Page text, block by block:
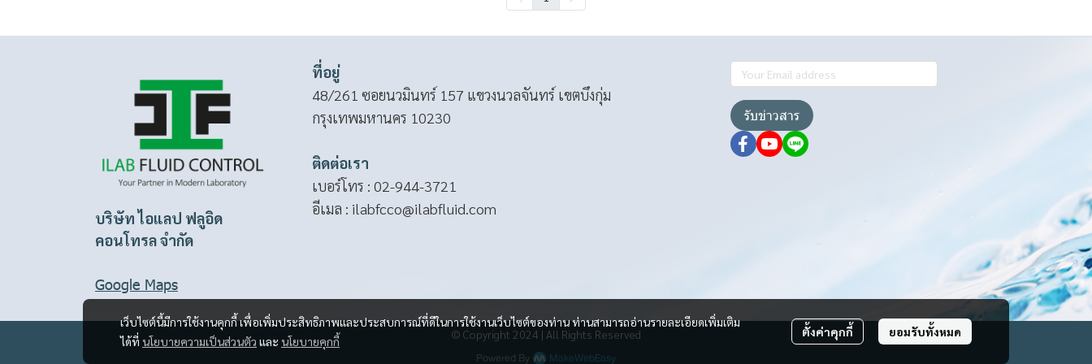
เว็บไซต์นี้มีการใช้งานคุกกี้ เพื่อเพิ่มประสิทธิภาพและประสบการณ์ที่ดีในการใช้งานเว็บไซต์ของท่าน ท่านสามารถอ่านรายละเอียดเพิ่มเติม
ได้ที่ นโยบายความเป็นส่วนตัว และ นโยบายคุกกี้
ตั้งค่าคุกกี้ ยอมรับทั้งหมด
บริษัท ไอแลป ฟลูอิด
คอนโทรล จำกัด
Google Maps
ที่อยู่
48/261 ซอยนวมินทร์ 157 แขวงนวลจันทร์ เขตบึงกุ่ม
กรุงเทพมหานคร 10230
ติดต่อเรา
เบอร์โทร : 02-944-3721
อีเมล : ilabfcco@ilabfluid.com
รับข่าวสาร
© Copyright 2024 | All Rights Reserved
Powered By MakeWebEasy